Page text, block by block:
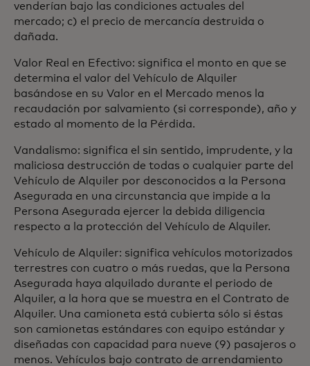
venderían bajo las condiciones actuales del
mercado; c) el precio de mercancía destruida o
dañada.
Valor Real en Efectivo: significa el monto en que se
determina el valor del Vehículo de Alquiler
basándose en su Valor en el Mercado menos la
recaudación por salvamiento (si corresponde), año y
estado al momento de la Pérdida.
Vandalismo: significa el sin sentido, imprudente, y la
maliciosa destrucción de todas o cualquier parte del
Vehículo de Alquiler por desconocidos a la Persona
Asegurada en una circunstancia que impide a la
Persona Asegurada ejercer la debida diligencia
respecto a la protección del Vehículo de Alquiler.
Vehículo de Alquiler: significa vehículos motorizados
terrestres con cuatro o más ruedas, que la Persona
Asegurada haya alquilado durante el periodo de
Alquiler, a la hora que se muestra en el Contrato de
Alquiler. Una camioneta está cubierta sólo si éstas
son camionetas estándares con equipo estándar y
diseñadas con capacidad para nueve (9) pasajeros o
menos. Vehículos bajo contrato de arrendamiento